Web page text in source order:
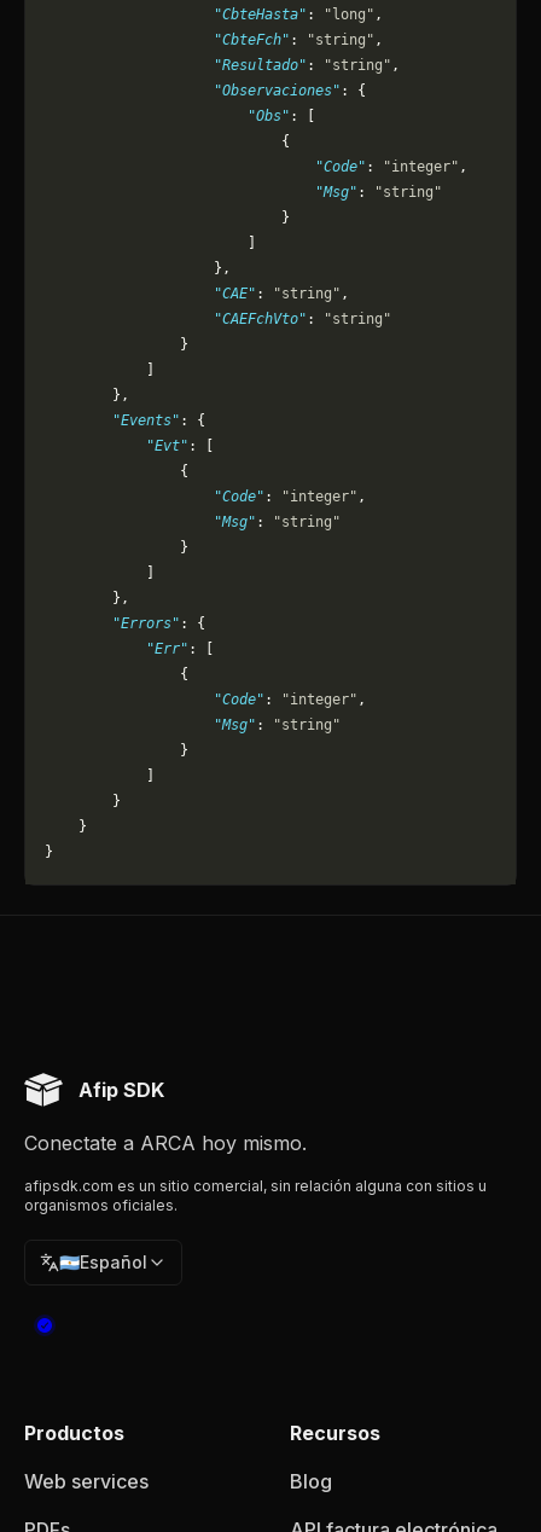
                    "CbteHasta"
: "long" ,
                    "CbteFch"
: "string" ,
                    "Resultado"
: "string" ,
                    "Observaciones"
: {
                        "Obs"
: [
                            {
                                "Code"
: "integer" ,
                                "Msg"
:
"string"
                            }
                    },
                    "CAE"
: "string" ,
                    "CAEFchVto"
:
"string"
                }
        },
        "Events"
: {
            "Evt"
: [
                {
                    "Code"
: "integer" ,
                    "Msg"
:
"string"
                }
        },
        "Errors"
: {
            "Err"
: [
                {
                    "Code"
: "integer" ,
                    "Msg"
:
"string"
                }
        }
    }
}
Afip SDK
Conectate a ARCA hoy mismo.
afipsdk.com es un sitio comercial, sin relación alguna con sitios u
organismos oficiales.
🇦🇷Español
Productos
Web services
Recursos
Blog